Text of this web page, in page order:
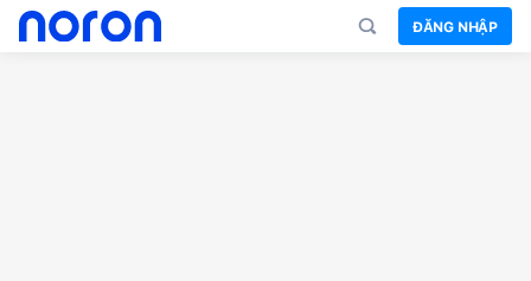
ĐĂNG NHẬP